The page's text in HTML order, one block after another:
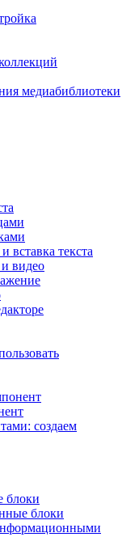
медиабиблиотеки
вставка текста
видео
создаем
блоки
блоки